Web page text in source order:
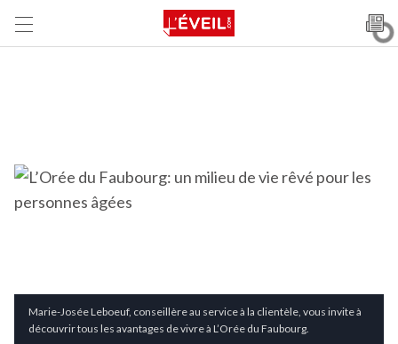
Marie-Josée Leboeuf, conseillère au service à la clientèle, vous invite à
découvrir tous les avantages de vivre à L’Orée du Faubourg.